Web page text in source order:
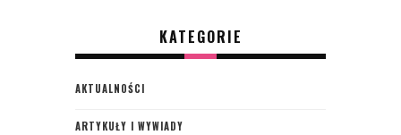
KATEGORIE
AKTUALNOŚCI
ARTYKUŁY I WYWIADY